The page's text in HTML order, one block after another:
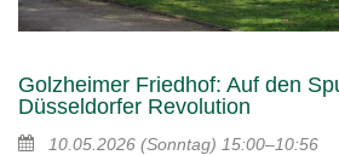
Golzheimer Friedhof: Auf den
Düsseldorfer Revolution
10.05.2026 (Sonntag) 15:00–10:56